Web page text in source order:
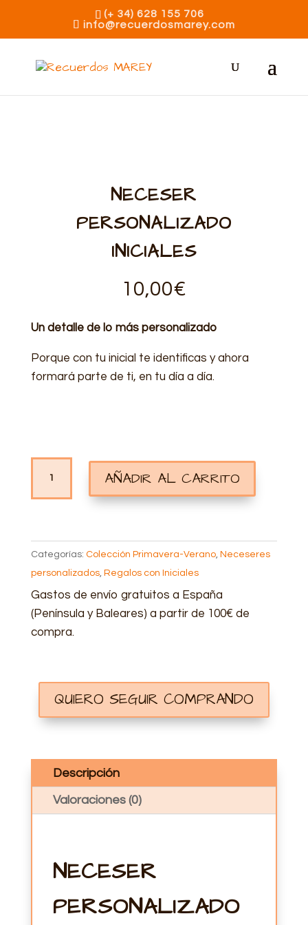
(+ 34) 628 155 706
info@recuerdosmarey.com
NECESER
PERSONALIZADO
INICIALES
10,00€
Un detalle de lo más personalizado
Porque con tu inicial te identificas y ahora
formará parte de ti, en tu día a día.
NECESER
PERSONALIZADO
INICIALES
AÑADIR AL CARRITO
Categorías: Colección Primavera-Verano, Neceseres
personalizados, Regalos con Iniciales
Gastos de envío gratuitos a España
(Península y Baleares) a partir de 100€ de
compra.
QUIERO SEGUIR COMPRANDO
Descripción
Valoraciones (0)
NECESER
PERSONALIZADO